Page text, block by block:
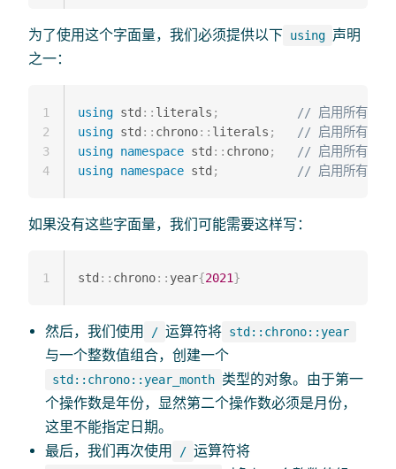
为了使用这个字面量，我们必须提供以下 using 声明
之一：
using std :: literals ;
// 启用所有标准
using std :: chrono:: literals ;
// 启用所有标准
using namespace std :: chrono;
// 启用所有标准
using namespace std ; // 启用所有标准
1
2
3
4
如果没有这些字面量，我们可能需要这样写：
std :: chrono:: year{2021}
1
然后，我们使用 / 运算符将 std::chrono::year
与一个整数值组合，创建一个
std::chrono::year_month 类型的对象。由于第一
个操作数是年份，显然第二个操作数必须是月份，
这里不能指定日期。
最后，我们再次使用
/ 运算符将